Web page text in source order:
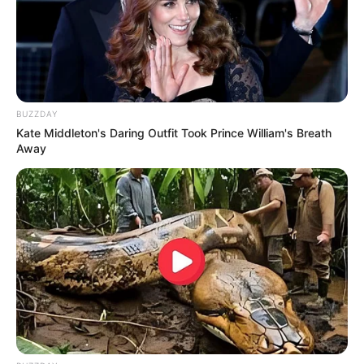
Publicação:
JASB - Jornal dos Agentes de Saúde do Brasil
www.jasb.com.br.
Receba notícias
direto no celular
entrando nos nossos grupos.
Clique na opção preferida:
WhatsApp
doJASB no YouTube
SHARE THIS Share it Tweet
Share it Pin it
PUBLICAÇÕES RELACIONADAS
ACS E ACE
BUZZDAY
Kate Middleton's Daring Outfit Took Prince William's Breath
Away